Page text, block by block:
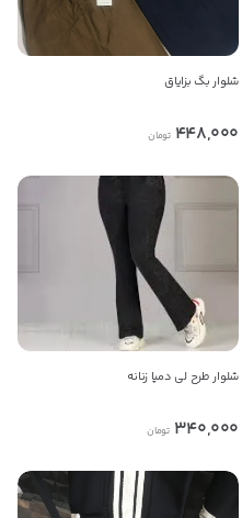
شلوار بگ بزایاق
448,000 تومان
شلوار طرح لی دمپا زنانه
340,000 تومان
مسئولیتی در قبال نداشته و
فرد آگهی دهنده می باشد.